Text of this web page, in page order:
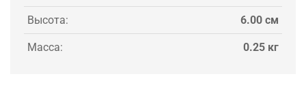
Высота: 6.00 см
Масса: 0.25 кг